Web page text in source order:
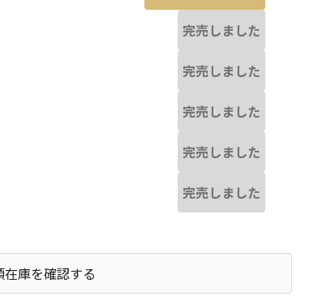
完売しました
完売しました
完売しました
完売しました
完売しました
在庫を確認する